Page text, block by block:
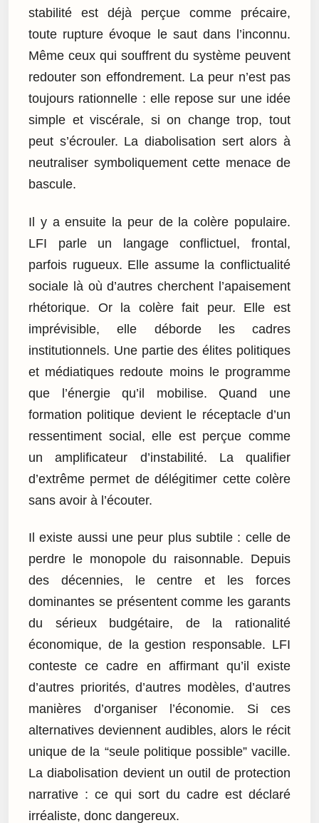
stabilité est déjà perçue comme précaire,
toute rupture évoque le saut dans l’inconnu.
Même ceux qui souffrent du système peuvent
redouter son effondrement. La peur n’est pas
toujours rationnelle : elle repose sur une idée
simple et viscérale, si on change trop, tout
peut s’écrouler. La diabolisation sert alors à
neutraliser symboliquement cette menace de
bascule.
Il y a ensuite la peur de la colère populaire.
LFI parle un langage conflictuel, frontal,
parfois rugueux. Elle assume la conflictualité
sociale là où d’autres cherchent l’apaisement
rhétorique. Or la colère fait peur. Elle est
imprévisible, elle déborde les cadres
institutionnels. Une partie des élites politiques
et médiatiques redoute moins le programme
que l’énergie qu’il mobilise. Quand une
formation politique devient le réceptacle d’un
ressentiment social, elle est perçue comme
un amplificateur d’instabilité. La qualifier
d’extrême permet de délégitimer cette colère
sans avoir à l’écouter.
Il existe aussi une peur plus subtile : celle de
perdre le monopole du raisonnable. Depuis
des décennies, le centre et les forces
dominantes se présentent comme les garants
du sérieux budgétaire, de la rationalité
économique, de la gestion responsable. LFI
conteste ce cadre en affirmant qu’il existe
d’autres priorités, d’autres modèles, d’autres
manières d’organiser l’économie. Si ces
alternatives deviennent audibles, alors le récit
unique de la “seule politique possible” vacille.
La diabolisation devient un outil de protection
narrative : ce qui sort du cadre est déclaré
irréaliste, donc dangereux.